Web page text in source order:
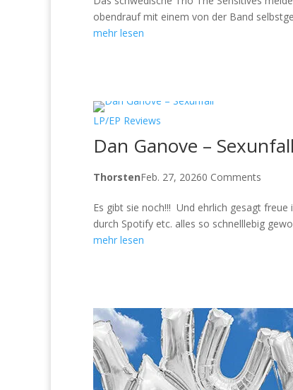
obendrauf mit einem von der Band
mehr lesen
LP/EP Reviews
Dan Ganove – Sexunfall
ThorstenFeb. 27, 20260 Comments
Es gibt sie noch!!! Und ehrlich gesagt
durch Spotify etc. alles so schnelllebig
mehr lesen